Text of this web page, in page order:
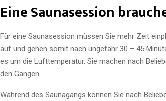
Eine Saunasession
Für eine Saunasession müssen Sie mehr Zeit
auf und gehen somit nach ungefähr 30 – 45
es um die Lufttemperatur. Sie machen nach
den Gängen.
Während des Saunagangs können Sie nach